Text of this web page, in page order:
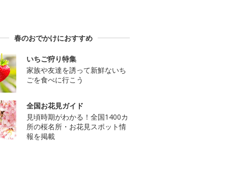
春のおでかけにおすすめ
いちご狩り特集
家族や友達を誘って新鮮ないち
ごを食べに行こう
全国お花見ガイド
見頃時期がわかる！全国1400カ
所の桜名所・お花見スポット情
報を掲載